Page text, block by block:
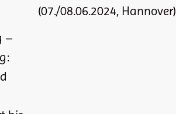
(07./08.06.2024, Hannover)
–